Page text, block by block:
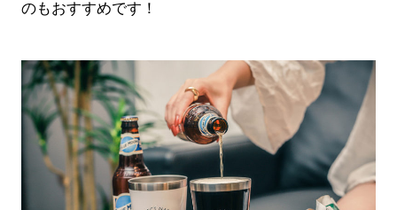
のもおすすめです！